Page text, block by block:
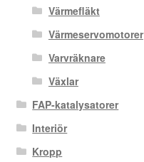
Värmefläkt
Värmeservomotorer
Varvräknare
Växlar
FAP-katalysatorer
Interiör
Kropp